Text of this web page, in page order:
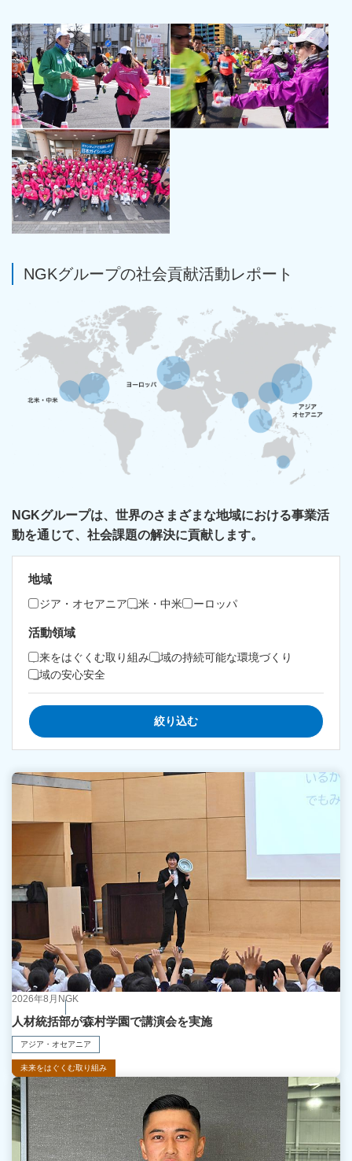
NGKグループの社会貢献活動レポート
NGKグループは、世界のさまざまな地域における事業活
動を通じて、社会課題の解決に貢献します。
地域
アジア・オセアニア北米・中米ヨーロッパ
活動領域
未来をはぐくむ取り組み地域の持続可能な環境づくり
地域の安心安全
絞り込む
2026年8月 NGK
人材統括部が森村学園で講演会を実施
アジア・オセアニア
未来をはぐくむ取り組み